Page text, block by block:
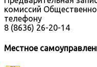
комиссий
телефону
8 (8636) 26-20-14
Местное